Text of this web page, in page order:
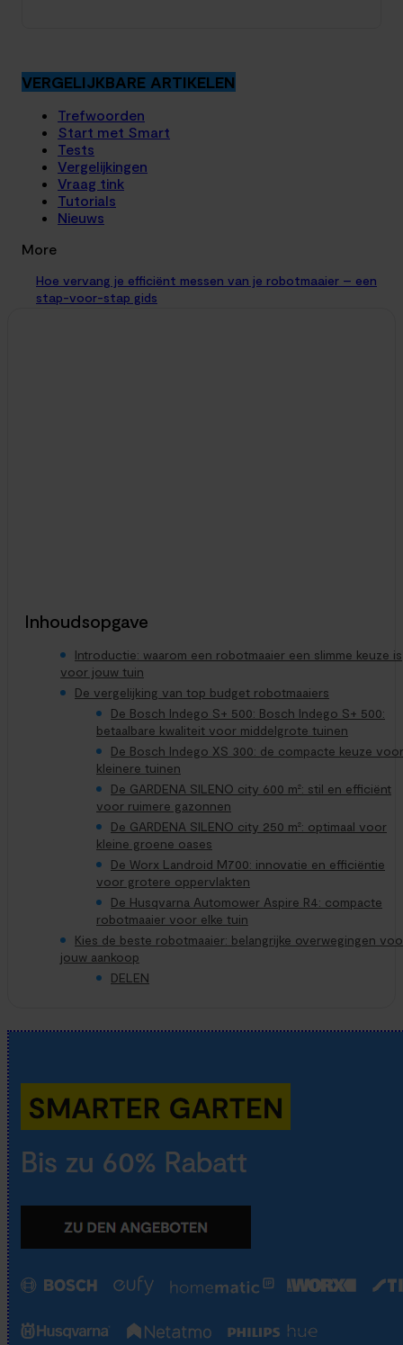
VERGELIJKBARE ARTIKELEN
Trefwoorden
Start met Smart
Tests
Vergelijkingen
Vraag tink
Tutorials
Nieuws
More
Hoe vervang je efficiënt messen van je robotmaaier – een
stap-voor-stap gids
Inhoudsopgave
Introductie: waarom een robotmaaier een slimme keuze is
voor jouw tuin
De vergelijking van top budget robotmaaiers
De Bosch Indego S+ 500: Bosch Indego S+ 500:
betaalbare kwaliteit voor middelgrote tuinen
De Bosch Indego XS 300: de compacte keuze voor
kleinere tuinen
De GARDENA SILENO city 600 m²: stil en efficiënt
voor ruimere gazonnen
De GARDENA SILENO city 250 m²: optimaal voor
kleine groene oases
De Worx Landroid M700: innovatie en efficiëntie
voor grotere oppervlakten
De Husqvarna Automower Aspire R4: compacte
robotmaaier voor elke tuin
Kies de beste robotmaaier: belangrijke overwegingen
jouw aankoop
DELEN